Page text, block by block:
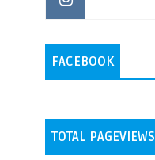
FACEBOOK
TOTAL PAGEVIEWS